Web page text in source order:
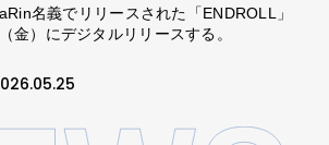
名義でリリースされた「ENDROLL」
金）にデジタルリリースする。